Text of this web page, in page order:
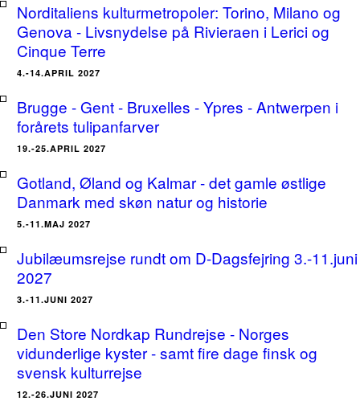
Norditaliens kulturmetropoler: Torino, Milano og
Genova - Livsnydelse på Rivieraen i Lerici og
Cinque Terre
4.-14.APRIL 2027
Brugge - Gent - Bruxelles - Ypres - Antwerpen i
forårets tulipanfarver
19.-25.APRIL 2027
Gotland, Øland og Kalmar - det gamle østlige
Danmark med skøn natur og historie
5.-11.MAJ 2027
Jubilæumsrejse rundt om D-Dagsfejring 3.-11.juni
2027
3.-11.JUNI 2027
Den Store Nordkap Rundrejse - Norges
vidunderlige kyster - samt fire dage finsk og
svensk kulturrejse
12.-26.JUNI 2027